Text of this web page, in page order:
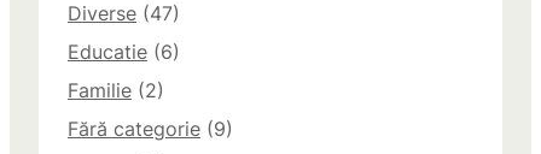
Diverse (47)
Educatie (6)
Familie (2)
Fără categorie (9)